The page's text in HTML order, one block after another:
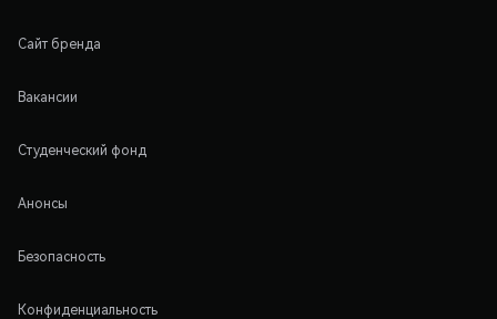
Сайт бренда
Вакансии
Студенческий фонд
Анонсы
Безопасность
Конфиденциальность